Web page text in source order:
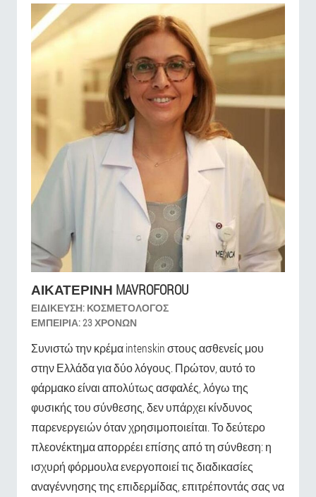
ΑΙΚΑΤΕΡΊΝΗ MAVROFOROU
ΕΙΔΊΚΕΥΣΗ: ΚΟΣΜΕΤΟΛΌΓΟΣ
ΕΜΠΕΙΡΊΑ:23 ΧΡΟΝΏΝ
Συνιστώ την κρέμα intenskin στους ασθενείς μου
στην Ελλάδα για δύο λόγους. Πρώτον, αυτό το
φάρμακο είναι απολύτως ασφαλές, λόγω της
φυσικής του σύνθεσης, δεν υπάρχει κίνδυνος
παρενεργειών όταν χρησιμοποιείται. Το δεύτερο
πλεονέκτημα απορρέει επίσης από τη σύνθεση: η
ισχυρή φόρμουλα ενεργοποιεί τις διαδικασίες
αναγέννησης της επιδερμίδας, επιτρέποντάς σας να